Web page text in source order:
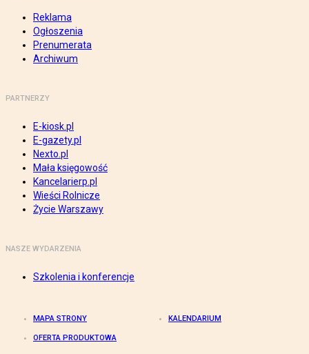
Reklama
Ogłoszenia
Prenumerata
Archiwum
PARTNERZY
E-kiosk.pl
E-gazety.pl
Nexto.pl
Mała księgowość
Kancelarierp.pl
Wieści Rolnicze
Życie Warszawy
NASZE WYDARZENIA
Szkolenia i konferencje
MAPA STRONY KALENDARIUM
OFERTA PRODUKTOWA